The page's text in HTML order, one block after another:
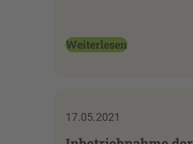
Weiterlesen
17.05.2021